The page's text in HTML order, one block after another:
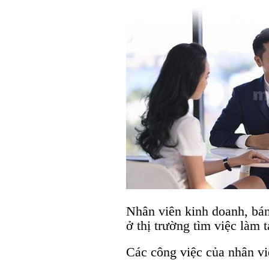
Nhân viên kinh doanh,
ở thị trường tìm việc làm
Các công việc của nhân